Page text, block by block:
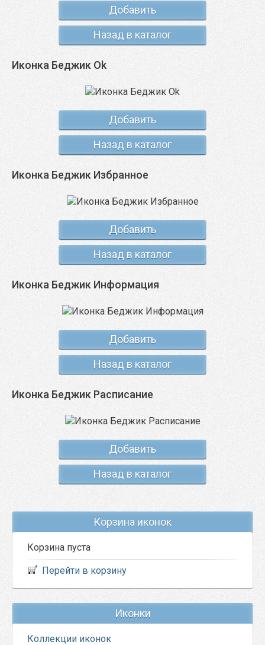
Добавить
Назад в каталог
Иконка Беджик Ok
Добавить
Назад в каталог
Иконка Беджик Избранное
Добавить
Назад в каталог
Иконка Беджик Информация
Добавить
Назад в каталог
Иконка Беджик Расписание
Добавить
Назад в каталог
Корзина иконок
Корзина пуста
Перейти в корзину
Иконки
Коллекции иконок